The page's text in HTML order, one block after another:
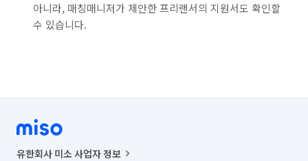
아니라, 매칭매니저가 제안한 프리랜서의 지원서도 확인할
수 있습니다.
유한회사 미소 사업자 정보